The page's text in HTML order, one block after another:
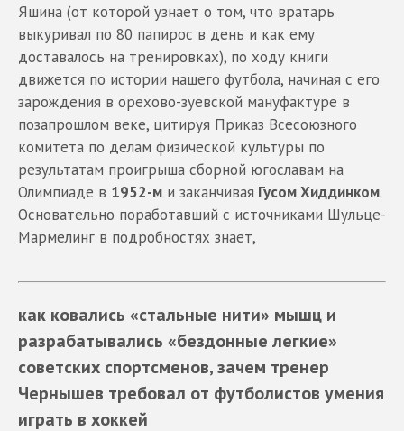
Яшина (от которой узнает о том, что вратарь
выкуривал по 80 папирос в день и как ему
доставалось на тренировках), по ходу книги
движется по истории нашего футбола, начиная с его
зарождения в орехово-зуевской мануфактуре в
позапрошлом веке, цитируя Приказ Всесоюзного
комитета по делам физической культуры по
результатам проигрыша сборной югославам на
Олимпиаде в 1952-м и заканчивая Гусом Хиддинком.
Основательно поработавший с источниками Шульце-
Мармелинг в подробностях знает,
как ковались «стальные нити» мышц и
разрабатывались «бездонные легкие»
советских спортсменов, зачем тренер
Чернышев требовал от футболистов умения
играть в хоккей